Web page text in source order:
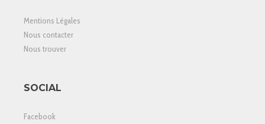
Mentions Légales
Nous contacter
Nous trouver
SOCIAL
Facebook